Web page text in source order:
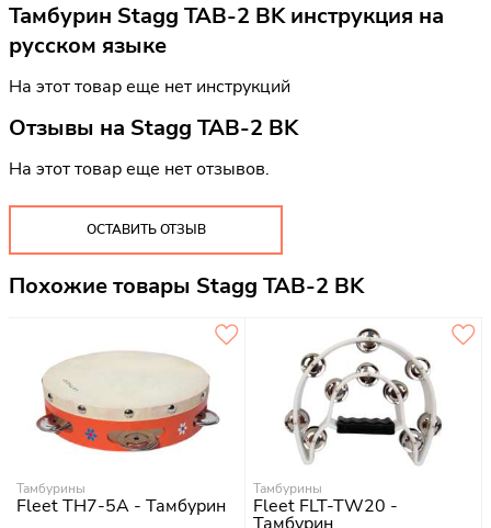
Тамбурин Stagg TAB-2 BK инструкция на
русском языке
На этот товар еще нет инструкций
Отзывы на Stagg TAB-2 BK
На этот товар еще нет отзывов.
ОСТАВИТЬ ОТЗЫВ
Похожие товары Stagg TAB-2 BK
Тамбурины
Fleet TH7-5A - Тамбурин
Тамбурины
Fleet FLT-TW20 -